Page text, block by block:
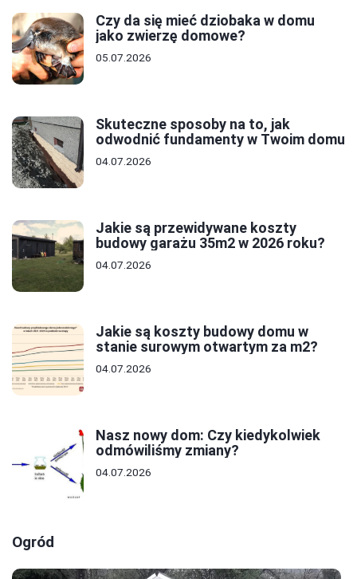
Czy da się mieć dziobaka w domu
jako zwierzę domowe?
05.07.2026
Skuteczne sposoby na to, jak
odwodnić fundamenty w Twoim domu
04.07.2026
Jakie są przewidywane koszty
budowy garażu 35m2 w 2026 roku?
04.07.2026
Jakie są koszty budowy domu w
stanie surowym otwartym za m2?
04.07.2026
Nasz nowy dom: Czy kiedykolwiek
odmówiliśmy zmiany?
04.07.2026
Ogród